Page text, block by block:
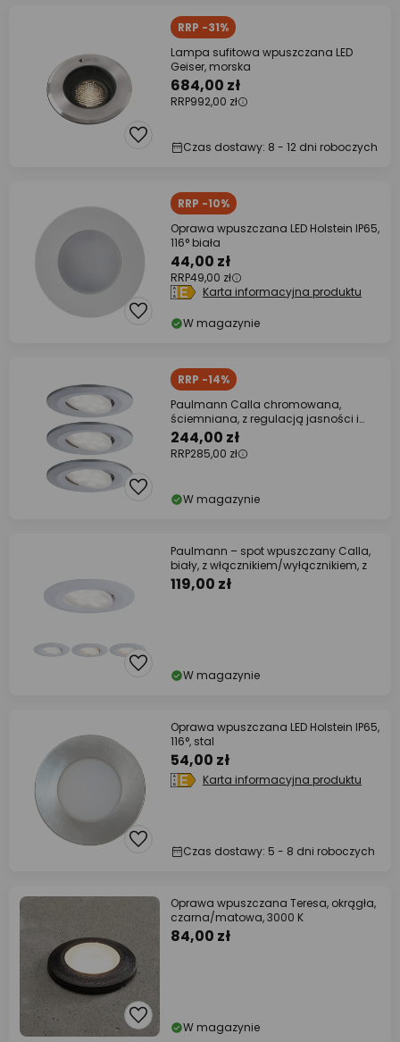
RRP -31%
Lampa sufitowa wpuszczana LED
Geiser, morska
684,00 zł
RRP992,00 zł
Czas dostawy: 8 - 12 dni roboczych
RRP -10%
Oprawa wpuszczana LED Holstein IP65,
116° biała
44,00 zł
RRP49,00 zł
Karta informacyjna produktu
W magazynie
RRP -14%
Paulmann Calla chromowana,
ściemniana, z regulacją jasności i
nachylenia, 4000
244,00 zł
RRP285,00 zł
W magazynie
Paulmann – spot wpuszczany Calla,
biały, z włącznikiem/wyłącznikiem, z
119,00 zł
W magazynie
Oprawa wpuszczana LED Holstein IP65,
116°, stal
54,00 zł
Karta informacyjna produktu
Czas dostawy: 5 - 8 dni roboczych
Oprawa wpuszczana Teresa, okrągła,
czarna/matowa, 3000 K
84,00 zł
W magazynie